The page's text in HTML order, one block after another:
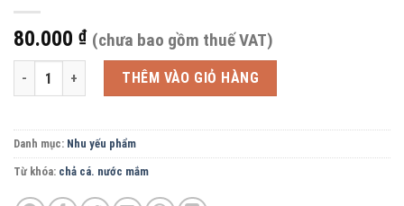
80.000 ₫ (chưa bao gồm thuế VAT)
Nước mắm cốt nhĩ VIỆT NHĨ 45độ - chai 500ml số lượng
THÊM VÀO GIỎ HÀNG
Danh mục: Nhu yếu phẩm
Từ khóa: chả cá. nước mắm